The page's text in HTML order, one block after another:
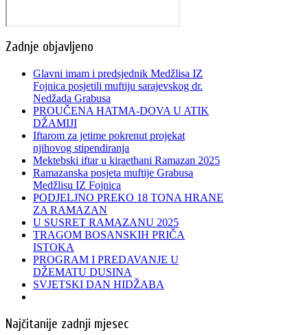
Zadnje objavljeno
Glavni imam i predsjednik Medžlisa IZ
Fojnica posjetili muftiju sarajevskog dr.
Nedžada Grabusa
PROUČENA HATMA-DOVA U ATIK
DŽAMIJI
Iftarom za jetime pokrenut projekat
njihovog stipendiranja
Mektebski iftar u kiraethani Ramazan 2025
Ramazanska posjeta muftije Grabusa
Medžlisu IZ Fojnica
PODJELJNO PREKO 18 TONA HRANE
ZA RAMAZAN
U SUSRET RAMAZANU 2025
TRAGOM BOSANSKIH PRIČA
ISTOKA
PROGRAM I PREDAVANJE U
DŽEMATU DUSINA
SVJETSKI DAN HIDŽABA
Najčitanije zadnji mjesec